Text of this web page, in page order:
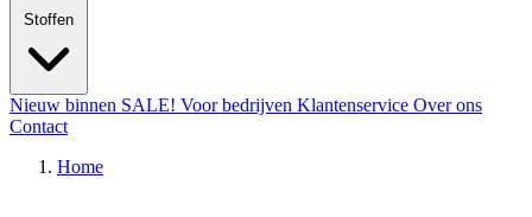
Stoffen
Nieuw binnen SALE! Voor bedrijven Klantenservice Over ons
Contact
Home